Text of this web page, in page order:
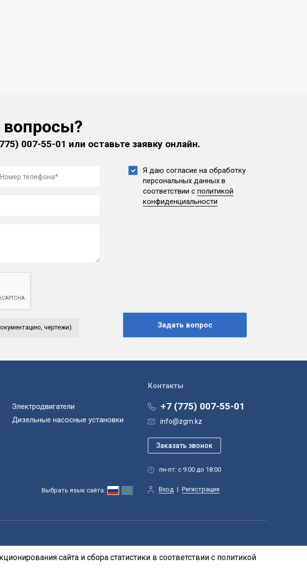
вопросы?
007-55-01 или оставьте заявку онлайн.
чертежи)
Я даю согласие на обработку
персональных данных в
соответствии с политикой
конфиденциальности
Контакты
+7 (775) 007-55-01
info@zgm.kz
пн-пт: с 9:00 до 18:00
Вход | Регистрация
Выбрать язык сайта:
Электродвигатели
Дизельные насосные установки
сайта и сбора статистики в соответствии с политикой